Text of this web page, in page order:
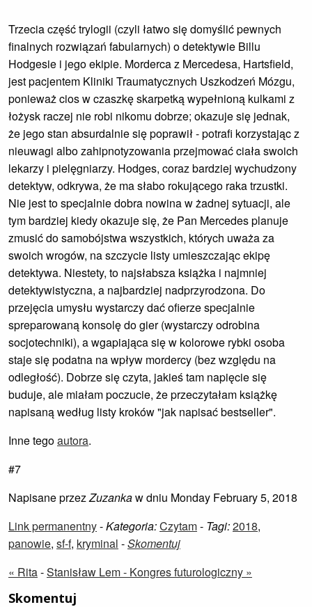
Trzecia część trylogii (czyli łatwo się domyślić pewnych
finalnych rozwiązań fabularnych) o detektywie Billu
Hodgesie i jego ekipie. Morderca z Mercedesa, Hartsfield,
jest pacjentem Kliniki Traumatycznych Uszkodzeń Mózgu,
ponieważ cios w czaszkę skarpetką wypełnioną kulkami z
łożysk raczej nie robi nikomu dobrze; okazuje się jednak,
że jego stan absurdalnie się poprawił - potrafi korzystając z
nieuwagi albo zahipnotyzowania przejmować ciała swoich
lekarzy i pielęgniarzy. Hodges, coraz bardziej wychudzony
detektyw, odkrywa, że ma słabo rokującego raka trzustki.
Nie jest to specjalnie dobra nowina w żadnej sytuacji, ale
tym bardziej kiedy okazuje się, że Pan Mercedes planuje
zmusić do samobójstwa wszystkich, których uważa za
swoich wrogów, na szczycie listy umieszczając ekipę
detektywa. Niestety, to najsłabsza książka i najmniej
detektywistyczna, a najbardziej nadprzyrodzona. Do
przejęcia umysłu wystarczy dać ofierze specjalnie
spreparowaną konsolę do gier (wystarczy odrobina
socjotechniki), a wgapiająca się w kolorowe rybki osoba
staje się podatna na wpływ mordercy (bez względu na
odległość). Dobrze się czyta, jakieś tam napięcie się
buduje, ale miałam poczucie, że przeczytałam książkę
napisaną według listy kroków "jak napisać bestseller".
Inne tegoautora.
#7
Napisane przezZuzankaw dniu Monday February 5, 2018
Link permanentny-Kategoria:Czytam- Tagi:2018,
panowie, sf-f, kryminal -Skomentuj
« Rita-Stanisław Lem - Kongres futurologiczny »
Skomentuj